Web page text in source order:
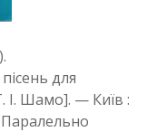
для
І. Шамо]. — Київ :